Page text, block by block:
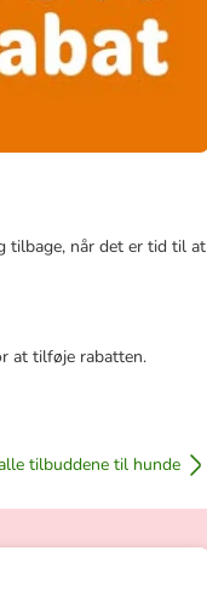
tilbage, når det er tid til at
at tilføje rabatten.
tilbuddene til hunde